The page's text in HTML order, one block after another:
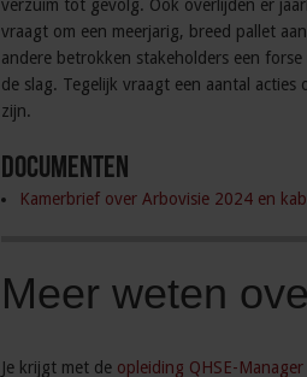
verzuim tot gevolg. Ook overlijden er
vraagt om een meerjarig, breed pallet
andere betrokken stakeholders een
de slag. Tegelijk vraagt een aantal
zijn.
Documenten
Kamerbrief over Arbovisie 2024 en
Meer weten
Je krijgt met de opleiding QHSE-Manager